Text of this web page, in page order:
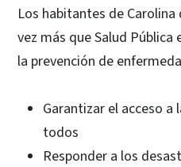
Los habitantes de
vez más que Salud
la prevención de
Garantizar el acceso a
todos
Responder a los